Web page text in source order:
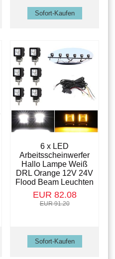
6 x LED
Arbeitsscheinwerfer
Hallo Lampe Weiß
DRL Orange 12V 24V
Flood Beam Leuchten
EUR 82.08
EUR 91.20